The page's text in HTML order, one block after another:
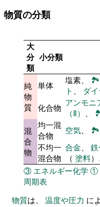
物質の分類
大
分
類
小分類
純
物
質
単体 塩素、 🏞
ト 、 ダ
化合物 アンモニ
（Ⅱ） 、
混
合
物
均一混
合物
空気、 🏞
不均一
混合物
合金、
（ 塗料）
③ エネルギー化学 ①
周期表
物質は、 温度や圧力 に